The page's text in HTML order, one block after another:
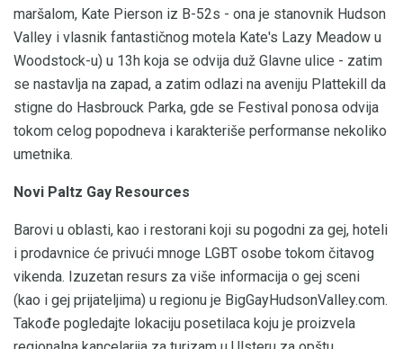
maršalom, Kate Pierson iz B-52s - ona je stanovnik Hudson
Valley i vlasnik fantastičnog motela Kate's Lazy Meadow u
Woodstock-u) u 13h koja se odvija duž Glavne ulice - zatim
se nastavlja na zapad, a zatim odlazi na aveniju Plattekill da
stigne do Hasbrouck Parka, gde se Festival ponosa odvija
tokom celog popodneva i karakteriše performanse nekoliko
umetnika.
Novi Paltz Gay Resources
Barovi u oblasti, kao i restorani koji su pogodni za gej, hoteli
i prodavnice će privući mnoge LGBT osobe tokom čitavog
vikenda. Izuzetan resurs za više informacija o gej sceni
(kao i gej prijateljima) u regionu je BigGayHudsonValley.com.
Takođe pogledajte lokaciju posetilaca koju je proizvela